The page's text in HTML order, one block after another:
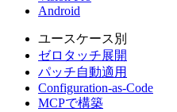
Android
ユースケース別
ゼロタッチ展開
パッチ自動適用
Configuration-as-Code
MCPで構築